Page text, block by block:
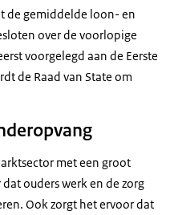
de gemiddelde loon- en
over de voorlopige
voorgelegd aan de Eerste
de Raad van State om
met een groot
ouders werk en de zorg
Ook zorgt het ervoor dat